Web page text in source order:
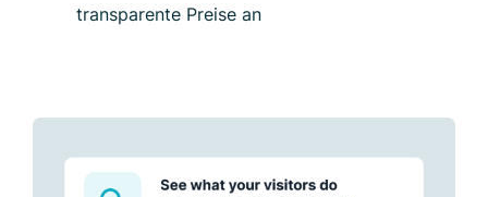
transparente Preise an